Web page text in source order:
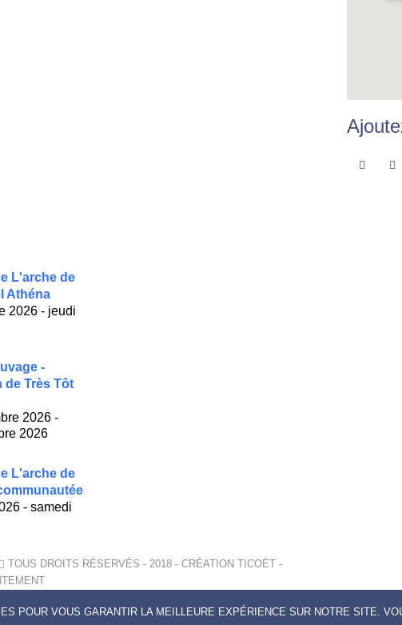
L'arche de
Athéna
2026 - jeudi
-
de Très Tôt
2026 -
2026
L'arche de
- samedi
TOUS DROITS RÉSERVÉS - 2018 - CRÉATION TICOËT -
POUR VOUS GARANTIR LA MEILLEURE EXPÉRIENCE SUR NOTRE SITE.